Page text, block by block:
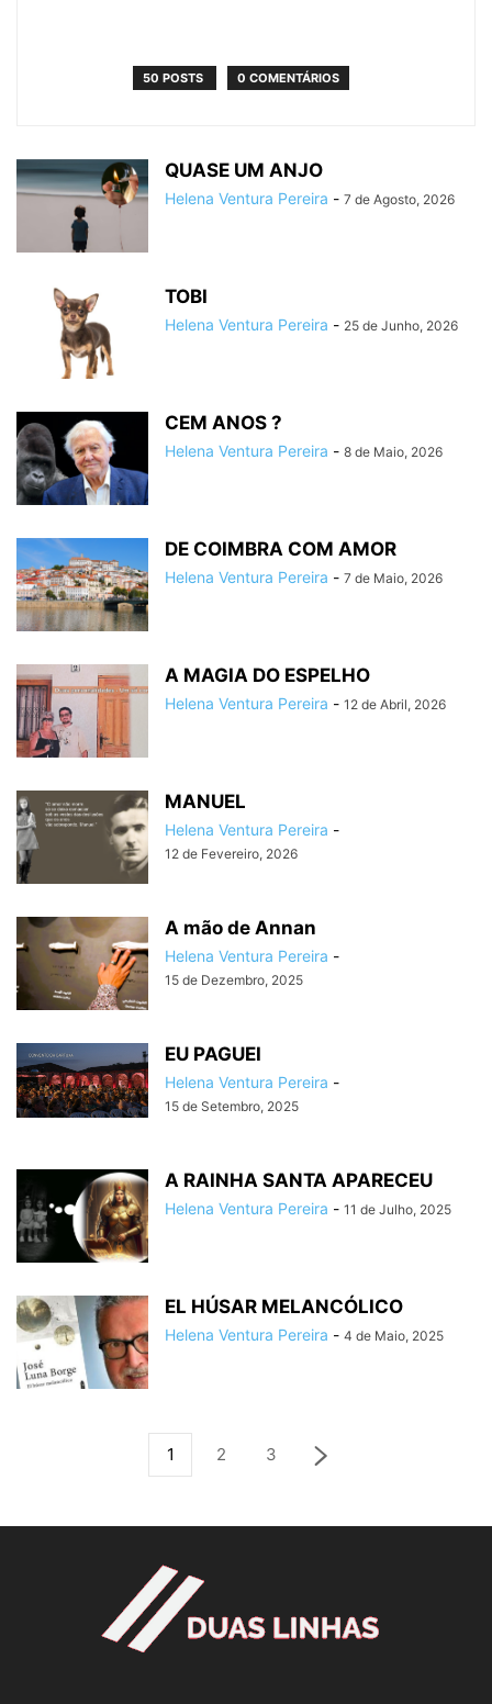
50 POSTS 0 COMENTÁRIOS
QUASE UM ANJO
Helena Ventura Pereira - 7 de Agosto, 2026
TOBI
Helena Ventura Pereira - 25 de Junho, 2026
CEM ANOS ?
Helena Ventura Pereira - 8 de Maio, 2026
DE COIMBRA COM AMOR
Helena Ventura Pereira - 7 de Maio, 2026
A MAGIA DO ESPELHO
Helena Ventura Pereira - 12 de Abril, 2026
MANUEL
Helena Ventura Pereira -
12 de Fevereiro, 2026
A mão de Annan
Helena Ventura Pereira -
15 de Dezembro, 2025
EU PAGUEI
Helena Ventura Pereira -
15 de Setembro, 2025
A RAINHA SANTA APARECEU
Helena Ventura Pereira - 11 de Julho, 2025
EL HÚSAR MELANCÓLICO
Helena Ventura Pereira - 4 de Maio, 2025
1 2 3